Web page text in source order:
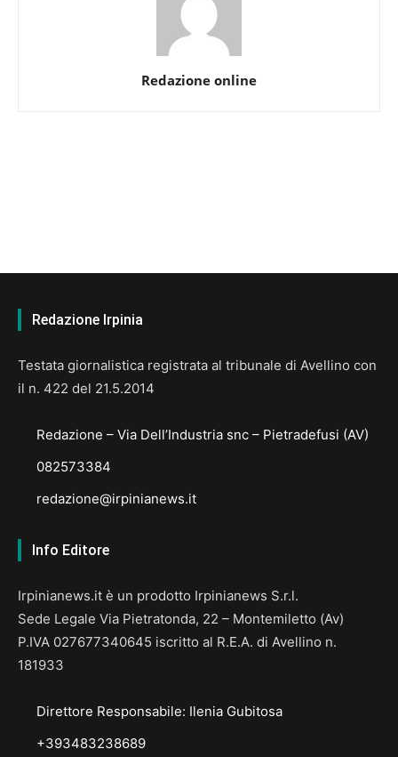
Redazione online
Redazione Irpinia
Testata giornalistica registrata al tribunale di Avellino con
il n. 422 del 21.5.2014
Redazione – Via Dell’Industria snc – Pietradefusi (AV)
082573384
redazione@irpinianews.it
Info Editore
Irpinianews.it è un prodotto Irpinianews S.r.l.
Sede Legale Via Pietratonda, 22 – Montemiletto (Av)
P.IVA 027677340645 iscritto al R.E.A. di Avellino n.
181933
Direttore Responsabile: Ilenia Gubitosa
+393483238689